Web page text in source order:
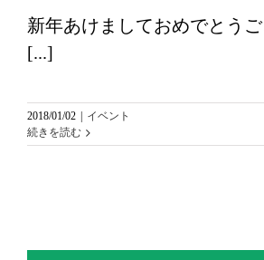
新年あけましておめでとう
[...]
2018/01/02
イベント
続きを読む